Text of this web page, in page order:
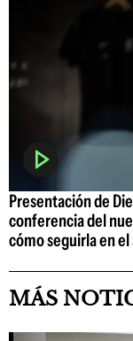
Presentación de
conferencia del
cómo seguirla en
MÁS